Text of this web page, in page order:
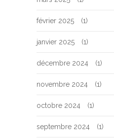
février 2025 (1)
janvier 2025 (1)
décembre 2024 (1)
novembre 2024 (1)
octobre 2024 (1)
septembre 2024 (1)